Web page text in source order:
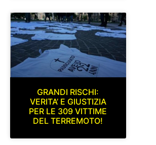
GRANDI RISCHI:
VERITA’ E GIUSTIZIA
PER LE 309 VITTIME
DEL TERREMOTO!